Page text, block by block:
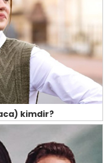
kimdir?